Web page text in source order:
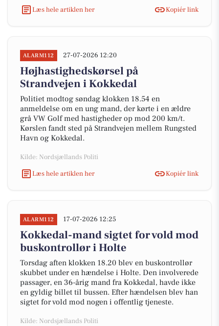
Læs hele artiklen her
Kopiér link
ALARM112 27-07-2026 12:20
Højhastighedskørsel på
Strandvejen i Kokkedal
Politiet modtog søndag klokken 18.54 en
anmeldelse om en ung mand, der kørte i en ældre
grå VW Golf med hastigheder op mod 200 km/t.
Kørslen fandt sted på Strandvejen mellem Rungsted
Havn og Kokkedal.
Kilde: Nordsjællands Politi
Læs hele artiklen her
Kopiér link
ALARM112 17-07-2026 12:25
Kokkedal-mand sigtet for vold mod
buskontrollør i Holte
Torsdag aften klokken 18.20 blev en buskontrollør
skubbet under en hændelse i Holte. Den involverede
passager, en 36-årig mand fra Kokkedal, havde ikke
en gyldig billet til bussen. Efter hændelsen blev han
sigtet for vold mod nogen i offentlig tjeneste.
Kilde: Nordsjællands Politi